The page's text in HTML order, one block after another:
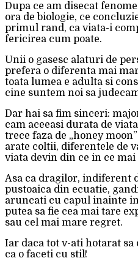
Dupa ce am disecat
ora de biologie, ce
primul rand, ca viata-i
fericirea cum poate.
Unii o gasesc alaturi de
prefera o diferenta mai
toata lumea e adulta si
cine suntem noi sa
Dar hai sa fim sinceri:
cam aceeasi durata de
trece faza de „honey
arate coltii, diferentele de
viata devin din ce in ce mai
Asa ca dragilor, indiferent
pustoaica din ecuatie,
aruncati cu capul inainte
putea sa fie cea mai tare
sau cel mai mare regret.
Iar daca tot v-ati hotarat
ca o faceti cu stil!